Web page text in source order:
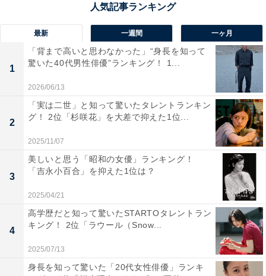
回答者からは「厳冬期には、滝の両岸や流れの一部が凍
りつき、巨大な氷柱と氷壁が現れ、完全氷結は稀だが、
流れる水と凍る岩肌のコントラストが冬の見どころだか
らです」（60代女性／愛知県）、「日光を代表する大自
然の絶景だから」（40代男性／神奈川県）、「素晴らし
い滝、寒さで凛とした空気になり素敵」（40代男性／神
奈川県）といった声が集まりました。
最新 一週間 一ヶ月
1
「背まで高いと思わなかった」“身長を知って
驚いた40代男性俳優”ランキング！ 1...
2026/06/13
2
「実は二世」と知って驚いたタレントランキン
グ！ 2位「杉咲花」を大差で抑えた1位...
2025/11/07
3
美しいと思う「昭和の女優」ランキング！
「吉永小百合」を抑えた1位は？
2025/04/21
4
高学歴だと知って驚いたSTARTOタレントラン
キング！ 2位「ラウール（Snow...
2025/07/13
身長を知って驚いた「20代女性俳優」ランキ